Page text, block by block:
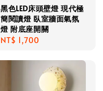
黑色LED床頭壁燈 現代極
簡閱讀燈 臥室牆面氣氛
燈 附底座開關
Regular
NT$ 1,700